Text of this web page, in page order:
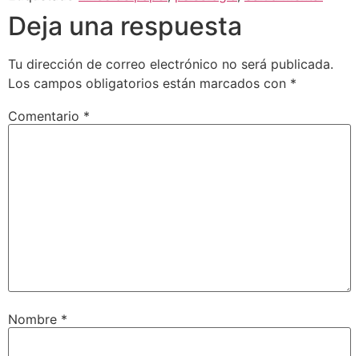
Deja una respuesta
Tu dirección de correo electrónico no será publicada.
Los campos obligatorios están marcados con *
Comentario *
Nombre *